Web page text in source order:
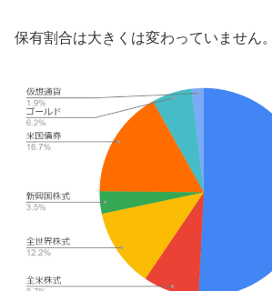
保有割合は大きくは変わっていません。